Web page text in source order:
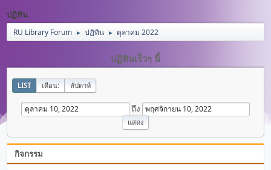
ปฏิทิน
RU Library Forum ► ปฏิทิน ► ตุลาคม 2022
ปฏิทินเร็วๆ นี้
LIST เดือน: สัปดาห์
ถึง
กิจกรรม